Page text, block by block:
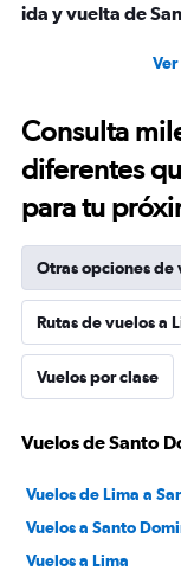
ida y vuelta de
Consulta
diferentes
para tu
Otras opciones de
Rutas de vuelos a
Vuelos por clase
Vuelos de Santo
Vuelos de Lima a
Vuelos a Santo
Vuelos a Lima